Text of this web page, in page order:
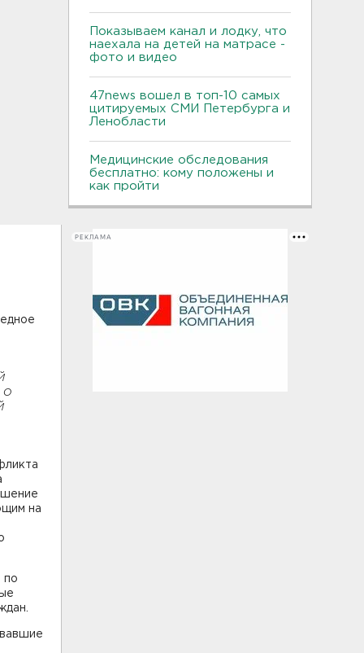
о
на
по
Показываем канал и лодку, что
наехала на детей на матрасе -
фото и видео
47news вошел в топ-10 самых
цитируемых СМИ Петербурга и
Ленобласти
Медицинские обследования
бесплатно: кому положены и
как пройти
РЕКЛАМА